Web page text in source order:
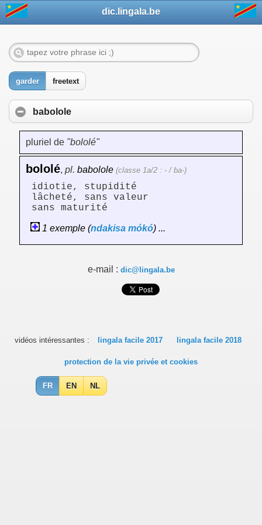
dic.lingala.be
garder freetext
babolole
pluriel de "bololé"
bololé, pl. babolole (classe 1a/2 : - / ba-)
idiotie, stupidité
lâcheté, sans valeur
sans maturité
1 exemple (ndakisa mókó) ...
e-mail : dic@lingala.be
vidéos intéressantes : lingala facile 2017 lingala facile 2018
protection de la vie privée et cookies
FR EN NL